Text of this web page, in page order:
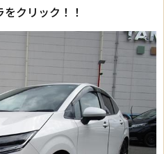
クリック！！